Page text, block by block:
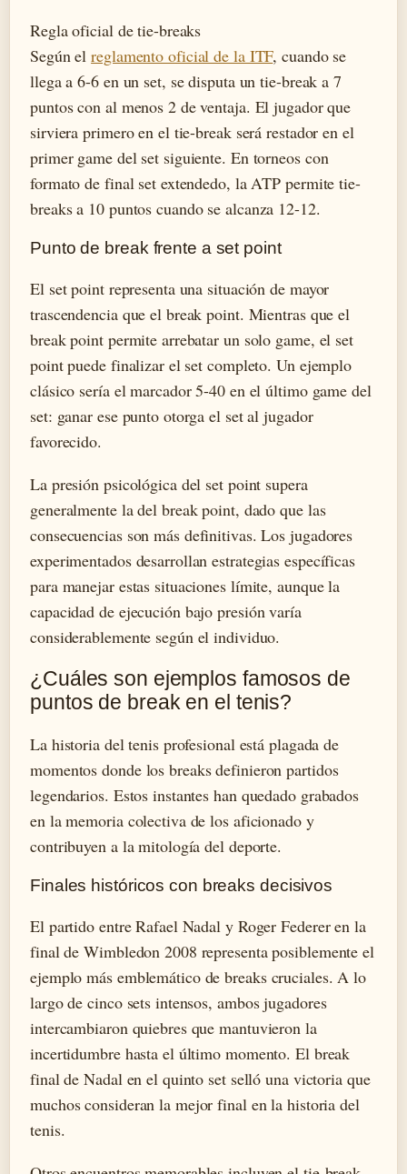
Regla oficial de tie-breaks
Según elreglamento oficial de la ITF, cuando se
llega a 6-6 en un set, se disputa un tie-break a 7
puntos con al menos 2 de ventaja. El jugador que
sirviera primero en el tie-break será restador en el
primer game del set siguiente. En torneos con
formato de final set extendedo, la ATP permite tie-
breaks a 10 puntos cuando se alcanza 12-12.
Punto de break frente a set point
El set point representa una situación de mayor
trascendencia que el break point. Mientras que el
break point permite arrebatar un solo game, el set
point puede finalizar el set completo. Un ejemplo
clásico sería el marcador 5-40 en el último game del
set: ganar ese punto otorga el set al jugador
favorecido.
La presión psicológica del set point supera
generalmente la del break point, dado que las
consecuencias son más definitivas. Los jugadores
experimentados desarrollan estrategias específicas
para manejar estas situaciones límite, aunque la
capacidad de ejecución bajo presión varía
considerablemente según el individuo.
¿Cuáles son ejemplos famosos de
puntos de break en el tenis?
La historia del tenis profesional está plagada de
momentos donde los breaks definieron partidos
legendarios. Estos instantes han quedado grabados
en la memoria colectiva de los aficionado y
contribuyen a la mitología del deporte.
Finales históricos con breaks decisivos
El partido entre Rafael Nadal y Roger Federer en la
final de Wimbledon 2008 representa posiblemente el
ejemplo más emblemático de breaks cruciales. A lo
largo de cinco sets intensos, ambos jugadores
intercambiaron quiebres que mantuvieron la
incertidumbre hasta el último momento. El break
final de Nadal en el quinto set selló una victoria que
muchos consideran la mejor final en la historia del
tenis.